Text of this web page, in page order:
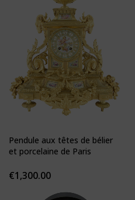
Pendule aux têtes de bélier
et porcelaine de Paris
€1,300.00